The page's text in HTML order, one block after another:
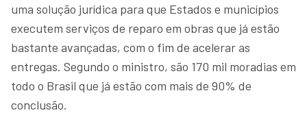
uma solução jurídica para que Estados e municípios
executem serviços de reparo em obras que já estão
bastante avançadas, com o fim de acelerar as
entregas. Segundo o ministro, são 170 mil moradias em
todo o Brasil que já estão com mais de 90% de
conclusão.